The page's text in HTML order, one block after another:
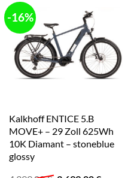
-16%
Kalkhoff ENTICE 5.B
MOVE+ – 29 Zoll 625Wh
10K Diamant – stoneblue
glossy